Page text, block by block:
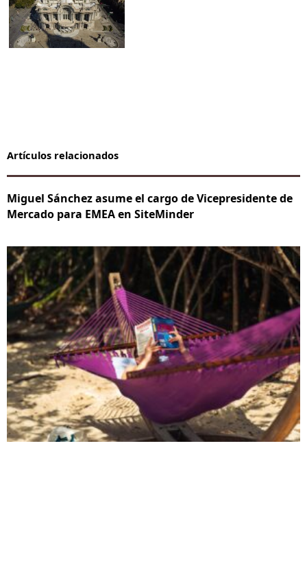
Artículos relacionados
Miguel Sánchez asume el cargo de Vicepresidente de
Mercado para EMEA en SiteMinder